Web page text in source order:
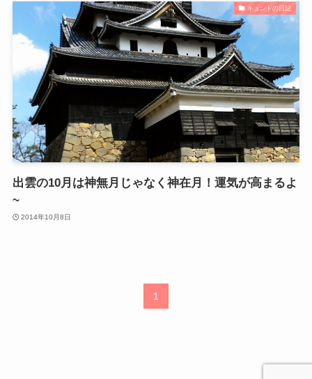
キュントの日記
出雲の10月は神無月じゃなく神在月！運気が高まるよ
~
2014年10月8日
1